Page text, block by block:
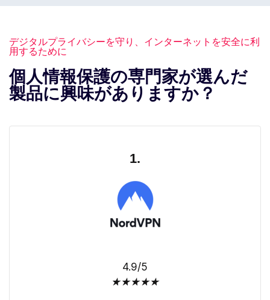
デジタルプライバシーを守り、インターネットを安全に利
用するために
個人情報保護の専門家が選んだ
製品に興味がありますか？
1.
4.9/5
★★★★★